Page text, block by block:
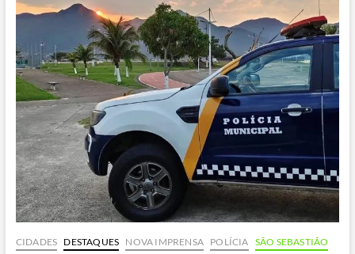
é
dois
tiros
na
cabeça
em
Caraguatatuba
CIDADES DESTAQUES NOVA IMPRENSA POLÍCIA SÃO SEBASTIÃO